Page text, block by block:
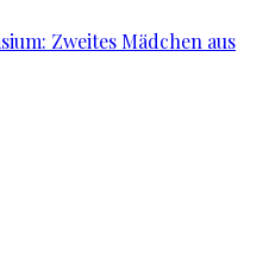
Zweites Mädchen aus